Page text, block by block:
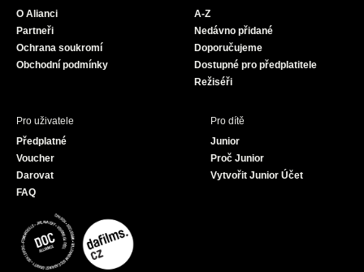
O Alianci
Partneři
Ochrana soukromí
Obchodní podmínky
A-Z
Nedávno přidané
Doporučujeme
Dostupné pro předplatitele
Režiséři
Pro uživatele
Předplatné
Voucher
Darovat
FAQ
Pro dítě
Junior
Proč Junior
Vytvořit Junior Účet